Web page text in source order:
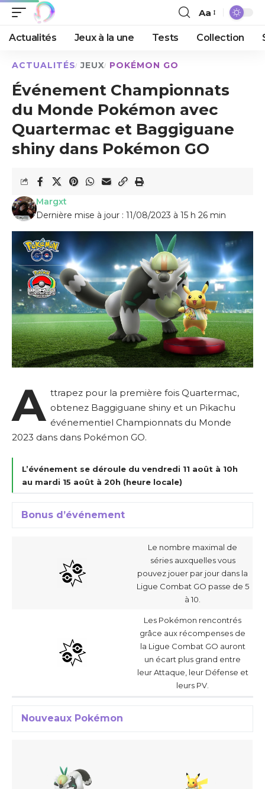
Aa
Actualités Jeux à la une Tests Collection
ACTUALITÉS JEUX POKÉMON GO
Événement Championnats
du Monde Pokémon avec
Quartermac et Baggiguane
shiny dans Pokémon GO
Dernière mise à jour : 11/08/2023 à 15 h 26 min
Margxt
A ttrapez pour la première fois Quartermac,
obtenez Baggiguane shiny et un Pikachu
événementiel Championnats du Monde
2023 dans dans Pokémon GO.
L’événement se déroule du vendredi 11 août à 10h
au mardi 15 août à 20h (heure locale)
Bonus d’événement
Le nombre maximal de
séries auxquelles vous
pouvez jouer par jour dans la
Ligue Combat GO passe de 5
à 10.
Les Pokémon rencontrés
grâce aux récompenses de
la Ligue Combat GO auront
un écart plus grand entre
leur Attaque, leur Défense et
leurs PV.
Nouveaux Pokémon